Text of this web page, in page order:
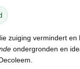
zuiging vermindert en
ondergronden en
Tierrafino
Tierrafino